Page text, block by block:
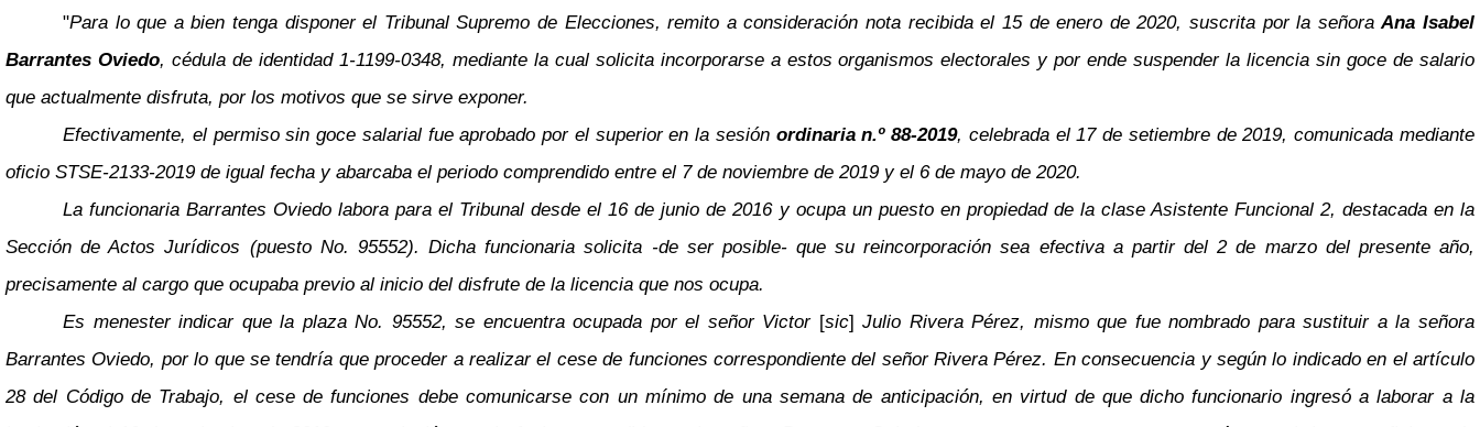
"Para lo que a bien tenga disponer el Tribunal Supremo de Elecciones, remito a consideración nota recibida el 15 de enero de 2020, suscrita por la señoraAna Isabel
Barrantes Oviedo, cédula de identidad 1-1199-0348, mediante la cual solicita incorporarse a estos organismos electorales y por ende suspender la licencia sin goce de salario
que actualmente disfruta, por los motivos que se sirve exponer.
Efectivamente, el permiso sin goce salarial fue aprobado por el superior en la sesión ordinaria n.º 88-2019, celebrada el 17 de setiembre de 2019, comunicada mediante
oficio STSE-2133-2019 de igual fecha y abarcaba el periodo comprendido entre el 7 de noviembre de 2019 y el 6 de mayo de 2020.
La funcionaria Barrantes Oviedo labora para el Tribunal desde el 16 de junio de 2016 y ocupa un puesto en propiedad de la clase Asistente Funcional 2, destacada en la
Sección de Actos Jurídicos (puesto No. 95552). Dicha funcionaria solicita -de ser posible- que su reincorporación sea efectiva a partir del 2 de marzo del presente año,
precisamente al cargo que ocupaba previo al inicio del disfrute de la licencia que nos ocupa.
Es menester indicar que la plaza No. 95552, se encuentra ocupada por el señor Victor [sic] Julio Rivera Pérez, mismo que fue nombrado para sustituir a la señora
Barrantes Oviedo, por lo que se tendría que proceder a realizar el cese de funciones correspondiente del señor Rivera Pérez. En consecuencia y según lo indicado en el artículo
28 del Código de Trabajo, el cese de funciones debe comunicarse con un mínimo de una semana de anticipación, en virtud de que dicho funcionario ingresó a laborar a la